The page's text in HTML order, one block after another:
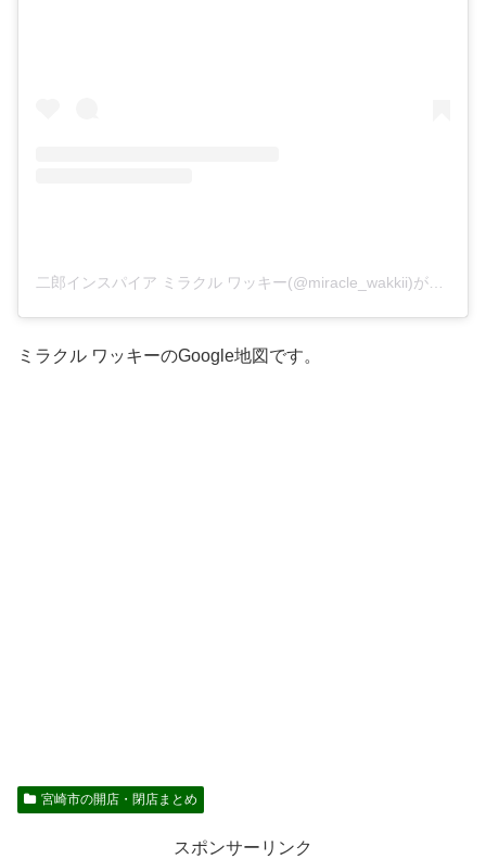
ミラクル ワッキーのGoogle地図です。
宮崎市の開店・閉店まとめ
スポンサーリンク